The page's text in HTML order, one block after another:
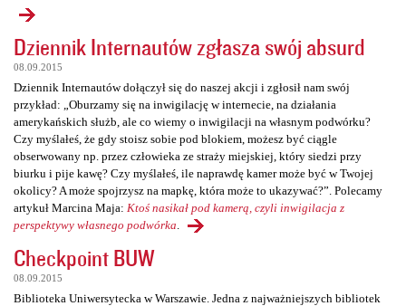
Dziennik Internautów zgłasza swój absurd
08.09.2015
Dziennik Internautów dołączył się do naszej akcji i zgłosił nam swój
przykład: „Oburzamy się na inwigilację w internecie, na działania
amerykańskich służb, ale co wiemy o inwigilacji na własnym podwórku?
Czy myślałeś, że gdy stoisz sobie pod blokiem, możesz być ciągle
obserwowany np. przez człowieka ze straży miejskiej, który siedzi przy
biurku i pije kawę? Czy myślałeś, ile naprawdę kamer może być w Twojej
okolicy? A może spojrzysz na mapkę, która może to ukazywać?”. Polecamy
artykuł Marcina Maja: Ktoś nasikał pod kamerą, czyli inwigilacja z
perspektywy własnego podwórka
Checkpoint BUW
08.09.2015
Biblioteka Uniwersytecka w Warszawie. Jedna z najważniejszych bibliotek